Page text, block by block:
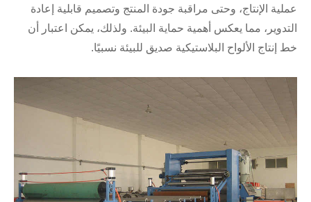
عملية الإنتاج، وحتى مراقبة جودة المنتج وتصميم قابلية إعادة
التدوير، مما يعكس أهمية حماية البيئة. ولذلك، يمكن اعتبار أن
خط إنتاج الألواح البلاستيكية صديق للبيئة نسبيًا.